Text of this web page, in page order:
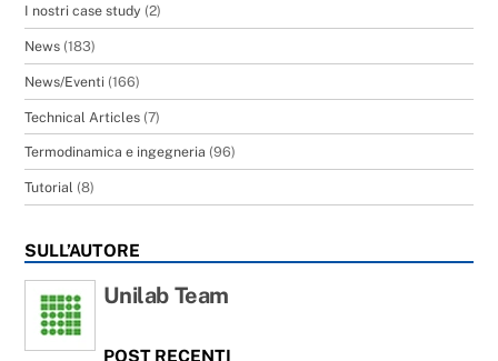
I nostri case study (2)
News (183)
News/Eventi (166)
Technical Articles (7)
Termodinamica e ingegneria (96)
Tutorial (8)
SULL’AUTORE
Unilab Team
POST RECENTI